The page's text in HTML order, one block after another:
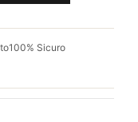
100% Sicuro